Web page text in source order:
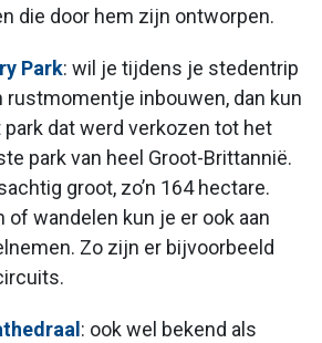
die door hem zijn ontworpen.
Park: wil je tijdens je stedentrip
rustmomentje inbouwen, dan kun
dat werd verkozen tot het
park van heel Groot-Brittannië.
groot, zo’n 164 hectare.
of wandelen kun je er ook aan
Zo zijn er bijvoorbeeld
: ook wel bekend als